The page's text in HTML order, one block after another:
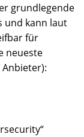
grundlegende
und kann laut
für
neueste
Anbieter):